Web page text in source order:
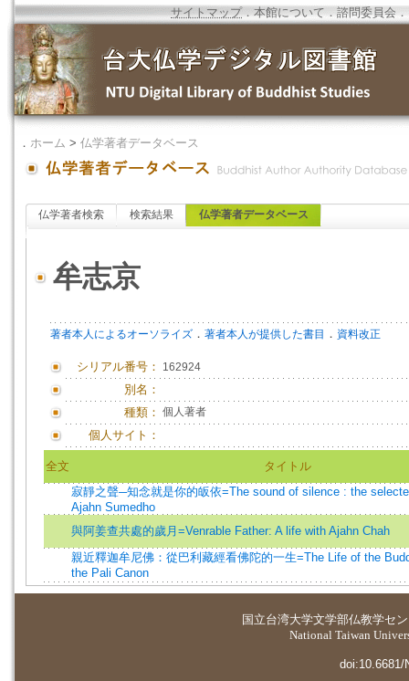
サイトマップ．本館について ．諮問委員会 ．
． ホーム > 仏学著者データベース
仏学著者検索 検索結果 仏学著者データベース
牟志京
著者本人によるオーソライズ ． 著者本人が提供した書目 ． 資料改正
シリアル番号： 162924
別名：
種類： 個人著者
個人サイト：
全文
タイトル
寂靜之聲─知念就是你的皈依=The sound of silence : the
Ajahn Sumedho
與阿姜查共處的歲月=Venrable Father: A life with Ajahn Chah
親近釋迦牟尼佛：從巴利藏經看佛陀的一生=The Life of the
the Pali Canon
国立台湾大学文学部仏教学セ
National Taiwan
doi:10.6681/